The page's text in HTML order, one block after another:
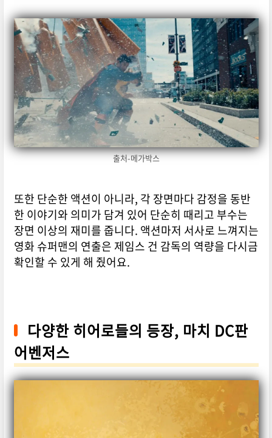
출처-메가박스
또한 단순한 액션이 아니라, 각 장면마다 감정을 동반
한 이야기와 의미가 담겨 있어 단순히 때리고 부수는
장면 이상의 재미를 줍니다. 액션마저 서사로 느껴지는
영화 슈퍼맨의 연출은 제임스 건 감독의 역량을 다시금
확인할 수 있게 해 줬어요.
다양한 히어로들의 등장, 마치 DC판
어벤저스